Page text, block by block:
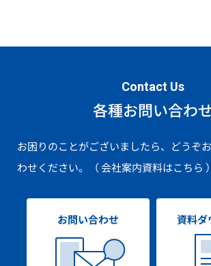
Contact Us
各種お問い合わ
お困りのことがございましたら、どうぞ
わせください。
（ 会社案内資料はこちら ）
お問い合わせ 資料ダ